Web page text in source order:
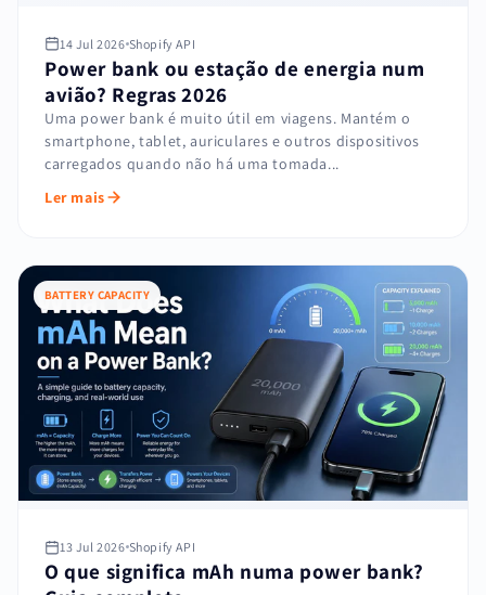
14 Jul 2026 Shopify API
Power bank ou estação de energia num
avião? Regras 2026
Uma power bank é muito útil em viagens. Mantém o
smartphone, tablet, auriculares e outros dispositivos
carregados quando não há uma tomada...
Ler mais
BATTERY CAPACITY
13 Jul 2026 Shopify API
O que significa mAh numa power bank?